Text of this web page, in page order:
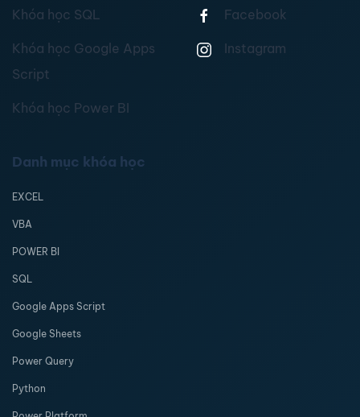
Khóa học SQL
Khóa học Google Apps
Script
Khóa học Power BI
Facebook
Instagram
Danh mục khóa học
EXCEL
VBA
POWER BI
SQL
Google Apps Script
Google Sheets
Power Query
Python